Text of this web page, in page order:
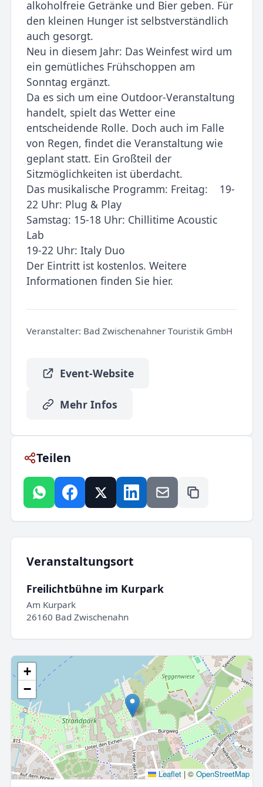
alkoholfreie Getränke und Bier geben. Für
den kleinen Hunger ist selbstverständlich
auch gesorgt.
Neu in diesem Jahr: Das Weinfest wird um
ein gemütliches Frühschoppen am
Sonntag ergänzt.
Da es sich um eine Outdoor-Veranstaltung
handelt, spielt das Wetter eine
entscheidende Rolle. Doch auch im Falle
von Regen, findet die Veranstaltung wie
geplant statt. Ein Großteil der
Sitzmöglichkeiten ist überdacht.
Das musikalische Programm: Freitag: 19-
22 Uhr: Plug & Play
Samstag: 15-18 Uhr: Chillitime Acoustic
Lab
19-22 Uhr: Italy Duo
Der Eintritt ist kostenlos. Weitere
Informationen finden Sie hier.
Veranstalter: Bad Zwischenahner Touristik GmbH
Event-Website
Mehr Infos
Teilen
Veranstaltungsort
Freilichtbühne im Kurpark
Am Kurpark
26160 Bad Zwischenahn
+
−
Leaflet |© OpenStreetMap